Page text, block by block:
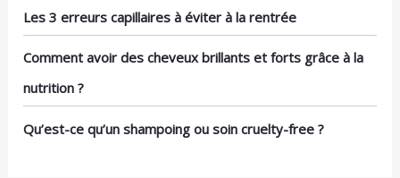
Les 3 erreurs capillaires à éviter à la rentrée
Comment avoir des cheveux brillants et forts grâce à la
nutrition ?
Qu’est-ce qu’un shampoing ou soin cruelty-free ?